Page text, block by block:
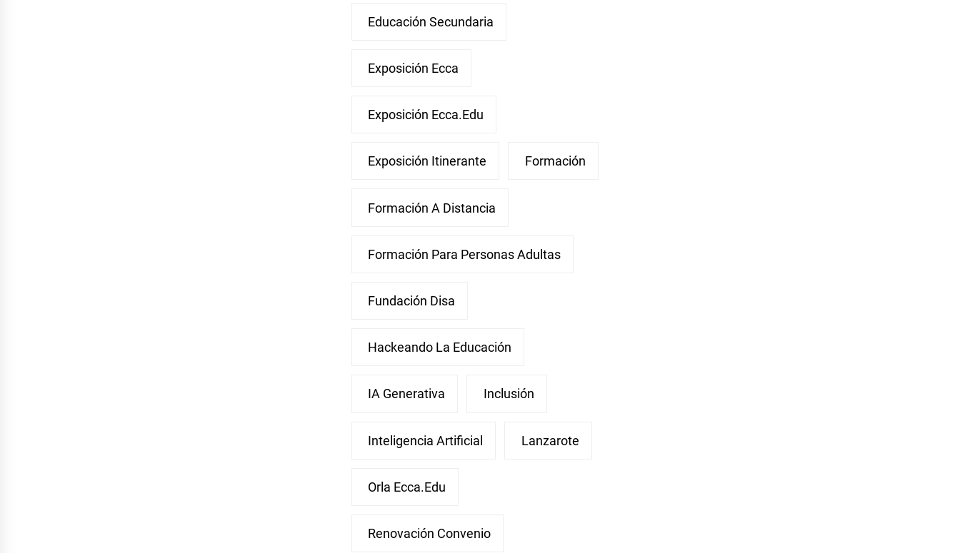
Educación Secundaria
Exposición Ecca
Exposición Ecca.edu
Exposición Itinerante Formación
Formación A Distancia
Formación Para Personas Adultas
Fundación Disa
Hackeando La Educación
IA Generativa Inclusión
Inteligencia Artificial Lanzarote
Orla Ecca.edu
Renovación Convenio